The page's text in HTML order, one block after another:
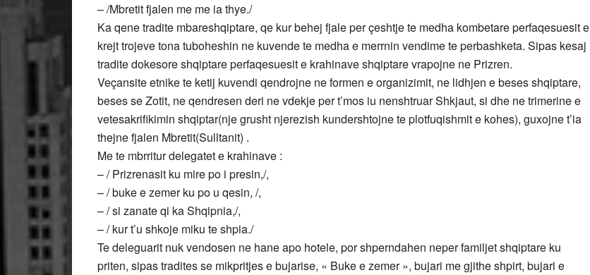
– /Mbretit fjalen me me ia thye./
Ka qene tradite mbareshqiptare, qe kur behej fjale per çeshtje te medha kombetare perfaqesuesit e
krejt trojeve tona tuboheshin ne kuvende te medha e merrnin vendime te perbashketa. Sipas kesaj
tradite dokesore shqiptare perfaqesuesit e krahinave shqiptare vrapojne ne Prizren.
Veçansite etnike te ketij kuvendi qendrojne ne formen e organizimit, ne lidhjen e beses shqiptare,
beses se Zotit, ne qendresen deri ne vdekje per t’mos iu nenshtruar Shkjaut, si dhe ne trimerine e
vetesakrifikimin shqiptar(nje grusht njerezish kundershtojne te plotfuqishmit e kohes), guxojne t’ia
thejne fjalen Mbretit(Sulltanit) .
Me te mbrritur delegatet e krahinave :
– / Prizrenasit ku mire po i presin,/,
– / buke e zemer ku po u qesin, /,
– / si zanate qi ka Shqipnia,/,
– / kur t’u shkoje miku te shpia./
Te deleguarit nuk vendosen ne hane apo hotele, por shperndahen neper familjet shqiptare ku
priten, sipas tradites se mikpritjes e bujarise, « Buke e zemer », bujari me gjithe shpirt, bujari e